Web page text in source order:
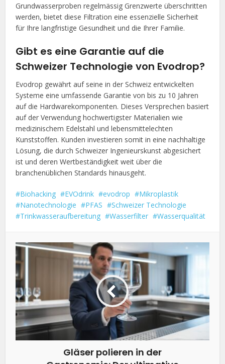
Grundwasserproben regelmässig Grenzwerte überschritten
werden, bietet diese Filtration eine essenzielle Sicherheit
für Ihre langfristige Gesundheit und die Ihrer Familie.
Gibt es eine Garantie auf die
Schweizer Technologie von Evodrop?
Evodrop gewährt auf seine in der Schweiz entwickelten
Systeme eine umfassende Garantie von bis zu 10 Jahren
auf die Hardwarekomponenten. Dieses Versprechen basiert
auf der Verwendung hochwertigster Materialien wie
medizinischem Edelstahl und lebensmittelechten
Kunststoffen. Kunden investieren somit in eine nachhaltige
Lösung, die durch Schweizer Ingenieurskunst abgesichert
ist und deren Wertbeständigkeit weit über die
branchenüblichen Standards hinausgeht.
Biohacking EVOdrink evodrop
Mikroplastik
Nanotechnologie
PFAS
Schweizer Technologie
Trinkwasseraufbereitung
Wasserfilter Wasserqualität
Gläser polieren in der